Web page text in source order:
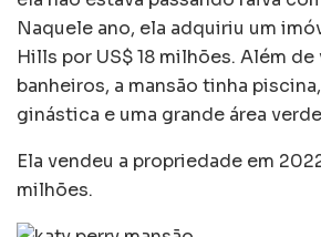
Naquele ano, ela adquiriu um
Hills por US$ 18 milhões. Além
banheiros, a mansão tinha
ginástica e uma grande área
Ela vendeu a propriedade em
milhões.